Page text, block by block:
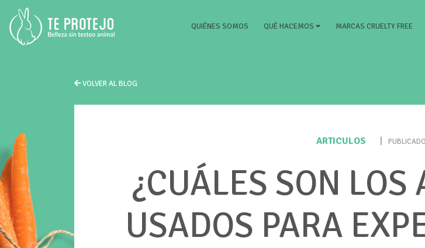
QUIÉNES SOMOS (CURRENT)
QUÉ HACEMOS MARCAS CRUELTY FREE
VOLVER AL BLOG
ARTICULOS
¿CUÁLES SON
USADOS PARA